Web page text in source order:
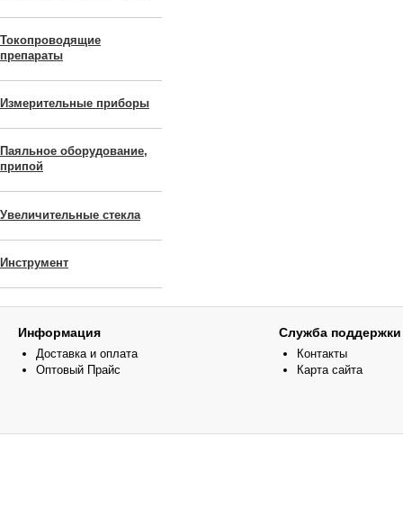
Токопроводящие
препараты
Измерительные приборы
Паяльное оборудование,
припой
Увеличительные стекла
Инструмент
Информация
Доставка и оплата
Оптовый Прайс
Служба поддержки
Контакты
Карта сайта